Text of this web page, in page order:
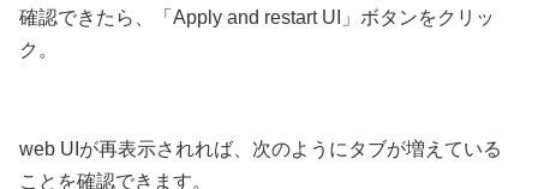
確認できたら、「Apply and restart UI」ボタンをクリッ
ク。
web UIが再表示されれば、次のようにタブが増えている
ことを確認できます。